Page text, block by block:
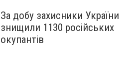
За добу захисники України
знищили 1130 російських
окупантів